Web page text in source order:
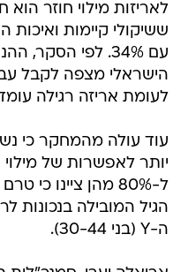
ששיקולי קיימות
עם 34%. לפי
הישראלי מצפה לקבל
לעומת אריזה רגילה עומדת
עוד עולה מהמחקר כי
ל-80% מהן ציינו
הגיל המובילה בנכונות
ה-Y (בני 30-44).